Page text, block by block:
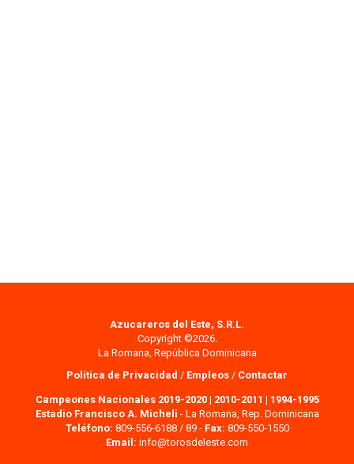
Azucareros del Este, S.R.L.
Copyright ©2026.
La Romana, República Dominicana
Política de Privacidad / Empleos / Contactar
Campeones Nacionales 2019-2020| 2010-2011 | 1994-1995
Estadio Francisco A. Micheli - La Romana, Rep. Dominicana
Teléfono: 809-556-6188 / 89 - Fax: 809-550-1550
Email: info@torosdeleste.com